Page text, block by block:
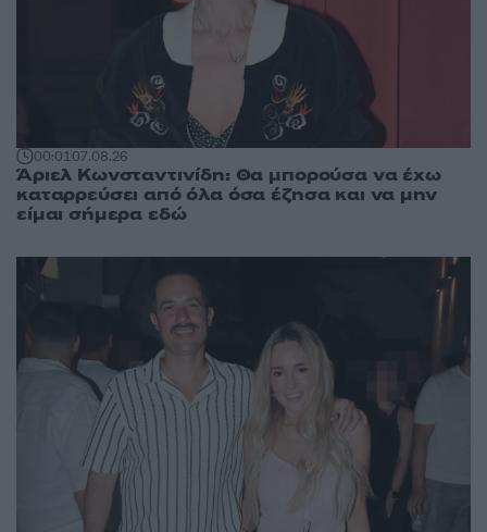
00:0107.08.26
Άριελ Κωνσταντινίδη: Θα μπορούσα να έχω
καταρρεύσει από όλα όσα έζησα και να μην
είμαι σήμερα εδώ